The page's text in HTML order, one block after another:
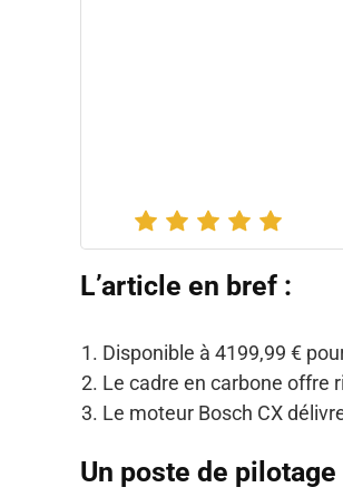
L’article en bref :
Disponible à 4199,99 €
Le cadre en carbone offre
Le moteur Bosch CX
Un poste de